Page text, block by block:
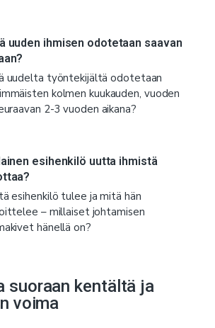
uuden ihmisen odotetaan saavan
uudelta työntekijältä odotetaan
kolmen kuukauden, vuoden
2-3 vuoden aikana?
esihenkilö uutta ihmistä
esihenkilö tulee ja mitä hän
– millaiset johtamisen
hänellä on?
suoraan kentältä ja
voima